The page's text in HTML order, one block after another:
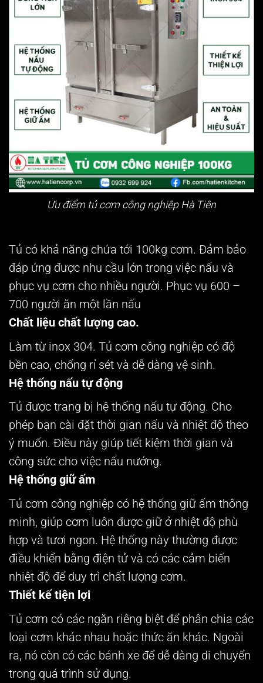
Ưu điểm tủ cơm công nghiệp Hà Tiên
Tủ có khả năng chứa tới 100kg cơm. Đảm bảo
đáp ứng được nhu cầu lớn trong việc nấu và
phục vụ cơm cho nhiều người. Phục vụ 600 –
700 người ăn một lần nấu
Chất liệu chất lượng cao.
Làm từ inox 304. Tủ cơm công nghiệp có độ
bền cao, chống rỉ sét và dễ dàng vệ sinh.
Hệ thống nấu tự động
Tủ được trang bị hệ thống nấu tự động. Cho
phép bạn cài đặt thời gian nấu và nhiệt độ theo
ý muốn. Điều này giúp tiết kiệm thời gian và
công sức cho việc nấu nướng.
Hệ thống giữ ấm
Tủ cơm công nghiệp có hệ thống giữ ấm thông
minh, giúp cơm luôn được giữ ở nhiệt độ phù
hợp và tươi ngon. Hệ thống này thường được
điều khiển bằng điện tử và có các cảm biến
nhiệt độ để duy trì chất lượng cơm.
Thiết kế tiện lợi
Tủ cơm có các ngăn riêng biệt để phân chia các
loại cơm khác nhau hoặc thức ăn khác. Ngoài
ra, nó còn có các bánh xe để dễ dàng di chuyển
trong quá trình sử dụng.